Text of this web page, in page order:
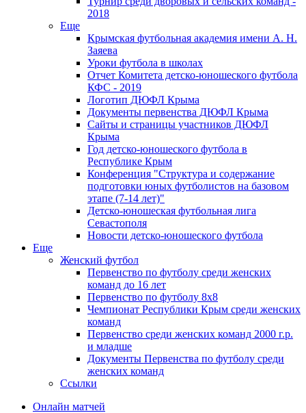
2018
Еще
Крымская футбольная академия имени А. Н.
Заяева
Уроки футбола в школах
Отчет Комитета детско-юношеского футбола
КФС - 2019
Логотип ДЮФЛ Крыма
Документы первенства ДЮФЛ Крыма
Сайты и страницы участников ДЮФЛ
Крыма
Год детско-юношеского футбола в
Республике Крым
Конференция "Структура и содержание
подготовки юных футболистов на базовом
этапе (7-14 лет)"
Детско-юношеская футбольная лига
Севастополя
Новости детско-юношеского футбола
Еще
Женский футбол
Первенство по футболу среди женских
команд до 16 лет
Первенство по футболу 8х8
Чемпионат Республики Крым среди женских
команд
Первенство среди женских команд 2000 г.р.
и младше
Документы Первенства по футболу среди
женских команд
Ссылки
Онлайн матчей